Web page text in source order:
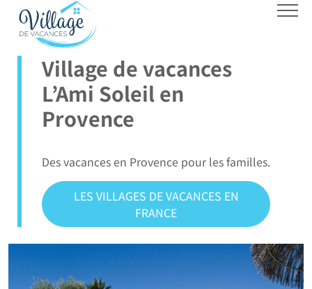
Village de vacances
L’Ami Soleil en
Provence
Des vacances en Provence pour les familles.
LES VILLAGES DE VACANCES EN
FRANCE
La plage
La montagne
Skier
ACTUALITÉS